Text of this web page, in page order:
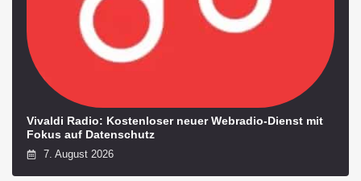
Vivaldi Radio: Kostenloser neuer Webradio-Dienst mit
Fokus auf Datenschutz
7. August 2026